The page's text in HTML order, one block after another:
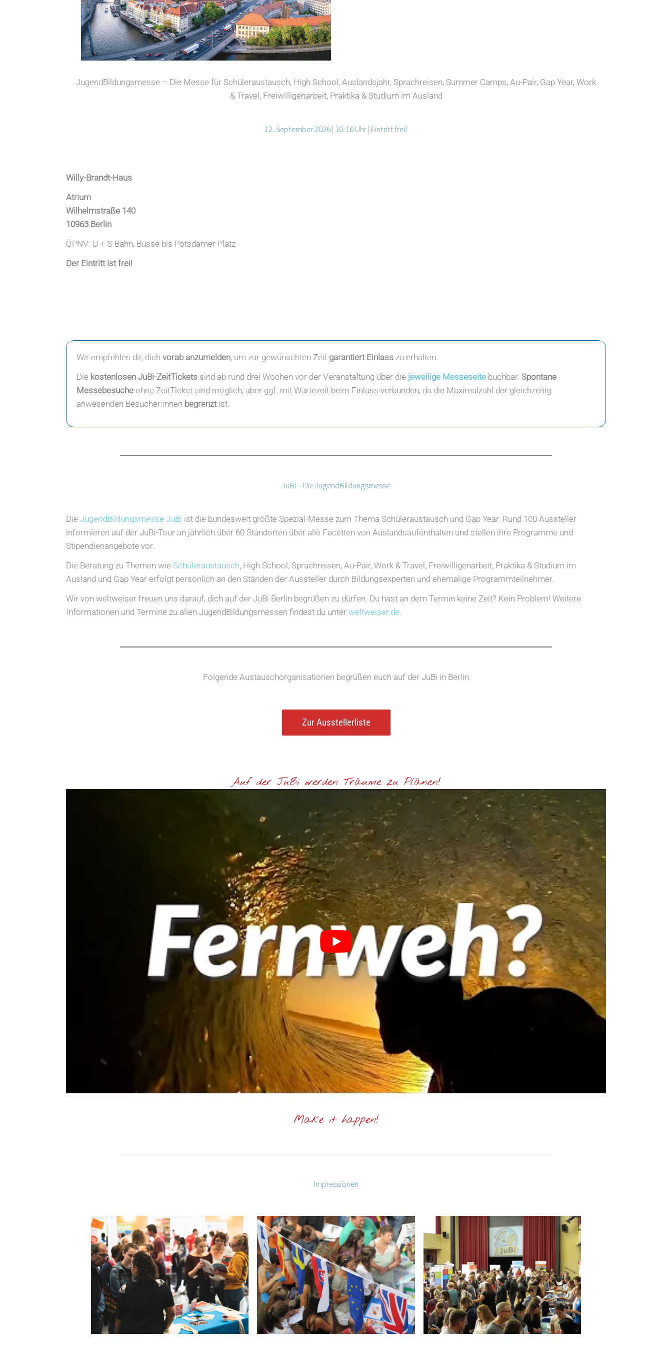
JugendBildungsmesse – Die Messe für Schüleraustausch, High School, Auslandsjahr, Sprachreisen, Summer Camps, Au-Pair, Gap Year, Work
& Travel, Freiwilligenarbeit, Praktika & Studium im Ausland
12. September 2026 | 10-16 Uhr | Eintritt frei!
Willy-Brandt-Haus
Atrium
Wilhelmstraße 140
10963 Berlin
ÖPNV: U + S-Bahn, Busse bis Potsdamer Platz
Der Eintritt ist frei!
Wir empfehlen dir, dich vorab anzumelden, um zur gewünschten Zeit garantiert Einlass zu erhalten.
Die kostenlosen JuBi-ZeitTickets sind ab rund drei Wochen vor der Veranstaltung über die jeweilige Messeseite buchbar. Spontane
Messebesuche ohne ZeitTicket sind möglich, aber ggf. mit Wartezeit beim Einlass verbunden, da die Maximalzahl der gleichzeitig
anwesenden Besucher:innen begrenztist.
JuBi – Die JugendBildungsmesse
Die JugendBildungsmesse JuBi ist die bundesweit größte Spezial-Messe zum Thema Schüleraustausch und Gap Year. Rund 100 Aussteller
informieren auf der JuBi-Tour an jährlich über 60 Standorten über alle Facetten von Auslandsaufenthalten und stellen ihre Programme und
Stipendienangebote vor.
Die Beratung zu Themen wie Schüleraustausch, High School, Sprachreisen, Au-Pair, Work & Travel, Freiwilligenarbeit, Praktika & Studium im
Ausland und Gap Year erfolgt persönlich an den Ständen der Aussteller durch Bildungsexperten und ehemalige Programmteilnehmer.
Wir von weltweiser freuen uns darauf, dich auf der JuBi Berlin begrüßen zu dürfen. Du hast an dem Termin keine Zeit? Kein Problem! Weitere
Informationen und Termine zu allen JugendBildungsmessen findest du unter weltweiser.de.
Folgende Austauschorganisationen begrüßen euch auf der JuBi in Berlin
Zur Ausstellerliste
Auf der JuBi werden Träume zu Plänen!
Make it happen!
Impressionen